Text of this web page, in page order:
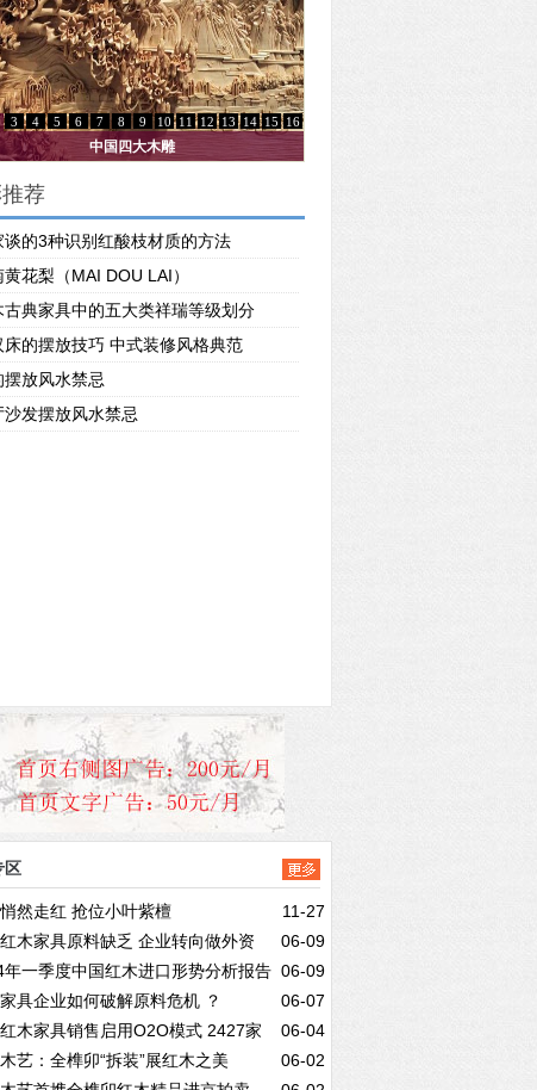
3 4 5 6 7 8 9 10 11 12 13 14 15 16
鲁班木艺：全榫卯“拆装”展红木之美
荐
谈的3种识别红酸枝材质的方法
黄花梨（MAI DOU LAI）
古典家具中的五大类祥瑞等级划分
床的摆放技巧 中式装修风格典范
摆放风水禁忌
沙发摆放风水禁忌
区
11-27
然走红 抢位小叶紫檀
06-09
木家具原料缺乏 企业转向做外资
06-09
年一季度中国红木进口形势分析报告
06-07
具企业如何破解原料危机 ？
06-04
木家具销售启用O2O模式 2427家
业登上网络平台
06-02
艺：全榫卯“拆装”展红木之美